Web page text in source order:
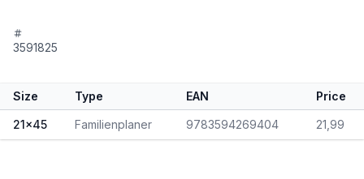
3591825
Size Type EAN Price
21x45 Familienplaner 9783594269404 21,99